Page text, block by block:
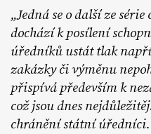
Jedná se o další ze
dochází k posílení
úředníků ustát tlak
zakázky či výměnu
přispívá především k
což jsou dnes
chránění státní úředníci.